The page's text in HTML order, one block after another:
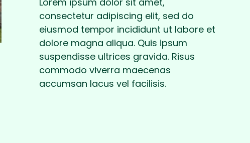
consectetur adipiscing elit, sed do
eiusmod tempor incididunt ut labore et
dolore magna aliqua. Quis ipsum
suspendisse ultrices gravida. Risus
commodo viverra maecenas
accumsan lacus vel facilisis.